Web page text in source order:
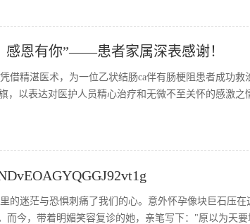
感恩有你”——患者家属深表感谢！
借精湛医术，为一位乙状结肠ca伴有肠梗阻患者成功
，以表达对医护人员精心治疗和无微不至关怀的感激之
的迷茫与恐惧刺痛了我们的心。意外怀孕像块巨石压在
而今，带着明媚笑容复诊的她，亲笔写下："原以为天